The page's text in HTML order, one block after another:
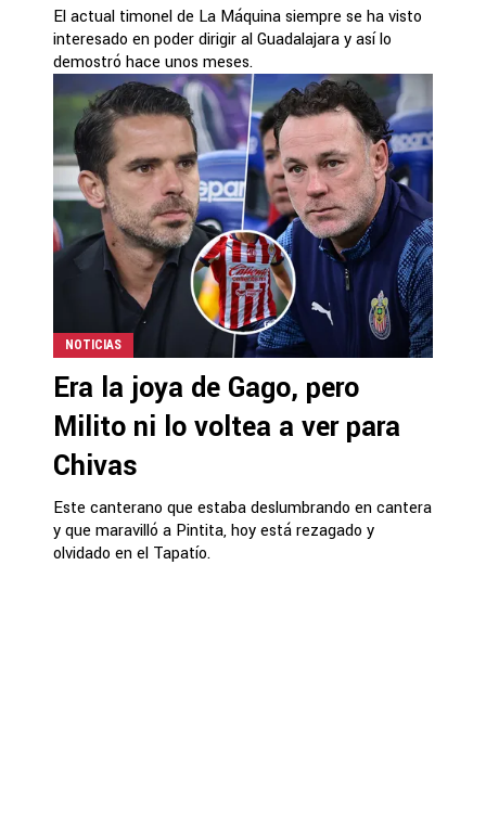
El actual timonel de La Máquina siempre se ha visto
interesado en poder dirigir al Guadalajara y así lo
demostró hace unos meses.
NOTICIAS
Era la joya de Gago, pero
Milito ni lo voltea a ver para
Chivas
Este canterano que estaba deslumbrando en cantera
y que maravilló a Pintita, hoy está rezagado y
olvidado en el Tapatío.